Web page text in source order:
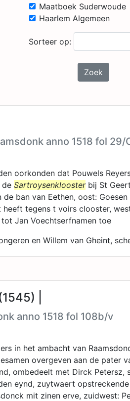
Maatboek Suderwoude
Haarlem Algemeen
Sorteer op:
Zoek
anno 1518 fol
oorkonden dat Pouwels
de Sartroysenkloosterbij St
de ban van Eethen, oost:
tegens t voirs clooster,
Jan Voechtserfnamen toe
en Willem van Gheint,
|
anno 1518 fol 108b/v
in het ambacht van
overgeven aan de pater
ombedeelt met Dirck Petersz,
eynd, zuytwaert
mit zinen erve, zuidwest: